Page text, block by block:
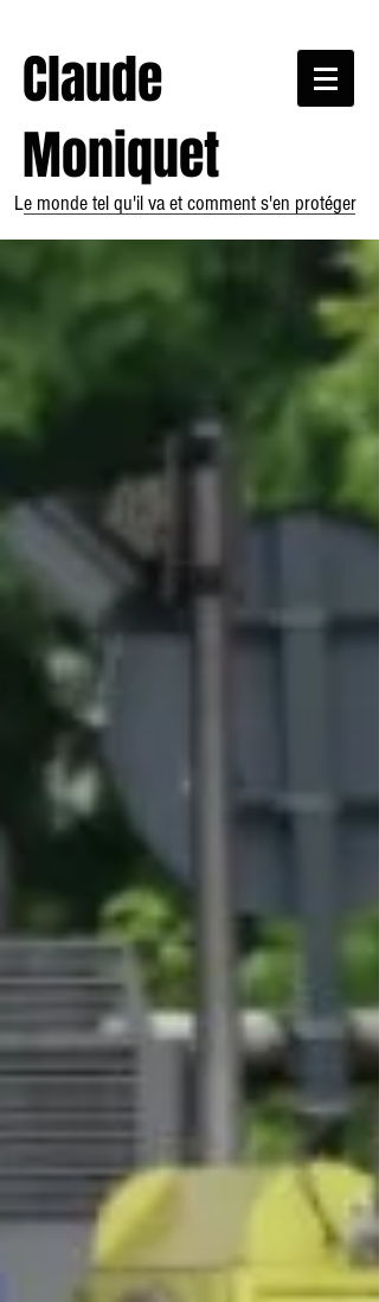
Claude
Moniquet
Le monde tel qu'il va et comment s'en protéger